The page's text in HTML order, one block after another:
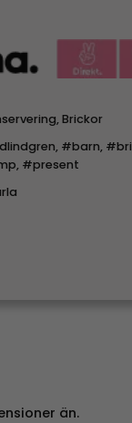
,Brickor
, #barn,
, #present
än.